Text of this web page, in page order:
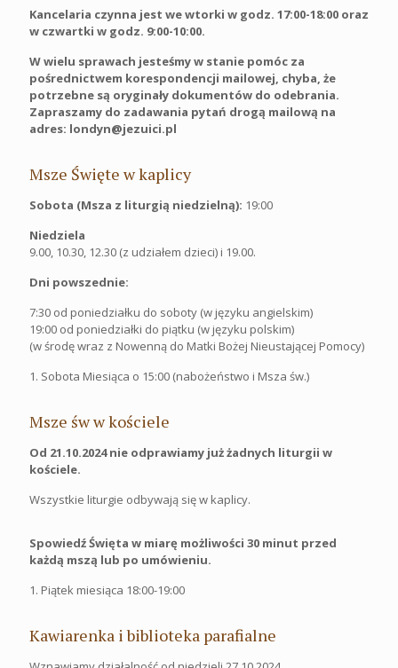
Kancelaria czynna jest we wtorki w godz. 17:00-18:00 oraz
w czwartki w godz. 9:00-10:00.
W wielu sprawach jesteśmy w stanie pomóc za
pośrednictwem korespondencji mailowej, chyba, że
potrzebne są oryginały dokumentów do odebrania.
Zapraszamy do zadawania pytań drogą mailową na
adres: londyn@jezuici.pl
Msze Święte w kaplicy
Sobota (Msza z liturgią niedzielną): 19:00
Niedziela
9.00, 10.30, 12.30 (z udziałem dzieci) i 19.00.
Dni powszednie:
7:30 od poniedziałku do soboty (w języku angielskim)
19:00 od poniedziałki do piątku (w języku polskim)
(w środę wraz z Nowenną do Matki Bożej Nieustającej Pomocy)
1. Sobota Miesiąca o 15:00 (nabożeństwo i Msza św.)
Msze św w kościele
Od 21.10.2024 nie odprawiamy już żadnych liturgii w
kościele.
Wszystkie liturgie odbywają się w kaplicy.
Spowiedź Święta w miarę możliwości 30 minut przed
każdą mszą lub po umówieniu.
1. Piątek miesiąca 18:00-19:00
Kawiarenka i biblioteka parafialne